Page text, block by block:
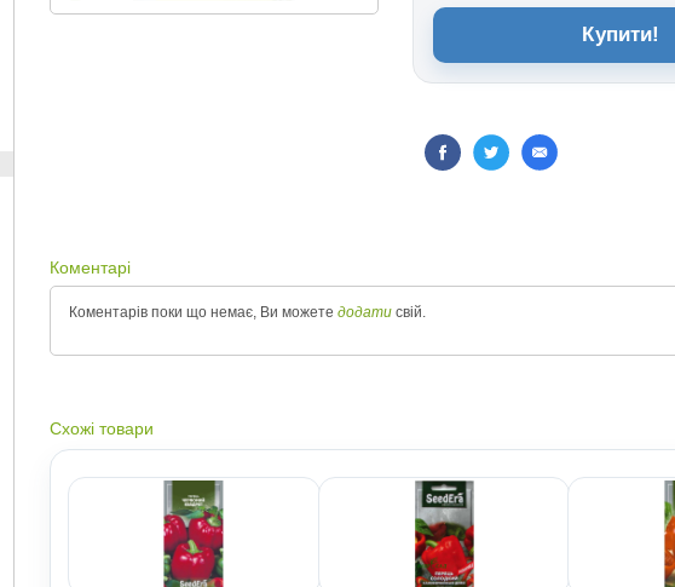
Купити!
Коментарі
Коментарів поки що немає, Ви можете додати свій.
Схожі товари